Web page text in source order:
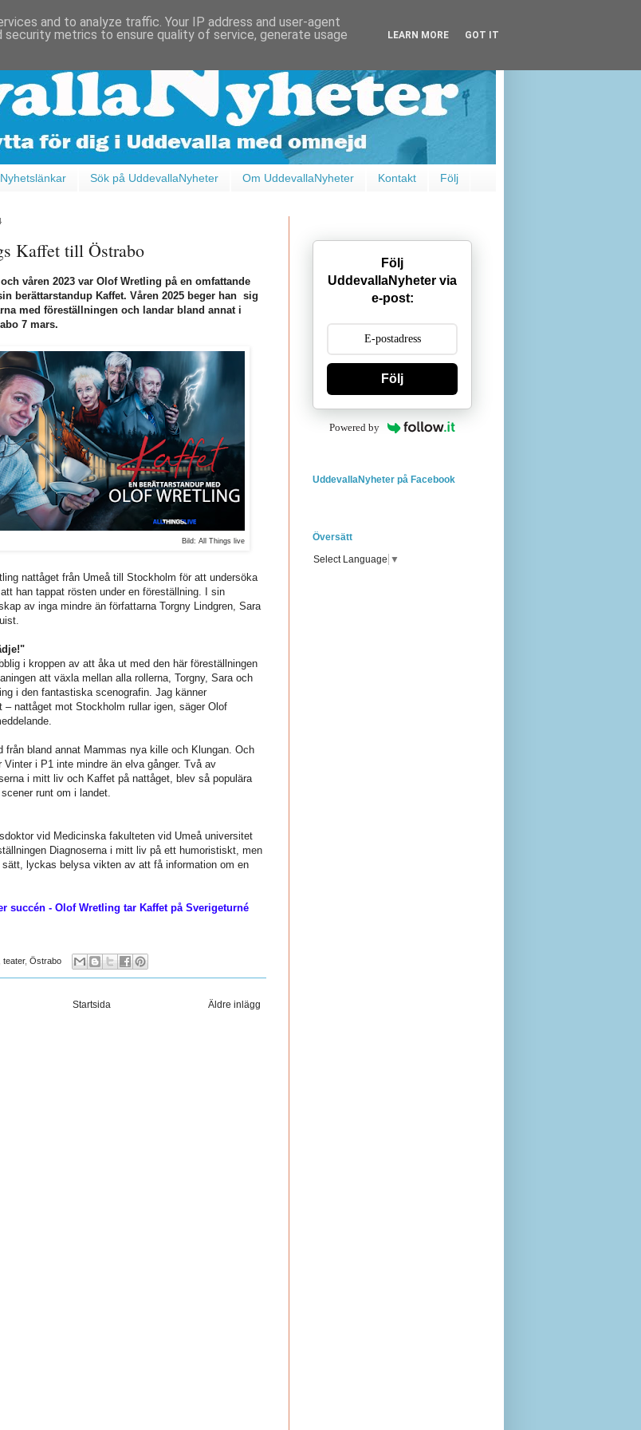
Nyhetslänkar Sök på UddevallaNyheter Om UddevallaNyheter Kontakt Följ
Kaffet till Östrabo
våren 2023 var Olof Wretling på en omfattande
berättarstandup Kaffet. Våren 2025 beger han sig
med föreställningen och landar bland annat i
7 mars.
Bild: All Things live
nattåget från Umeå till Stockholm för att undersöka
han tappat rösten under en föreställning. I sin
av inga mindre än författarna Torgny Lindgren, Sara
i kroppen av att åka ut med den här föreställningen
att växla mellan alla rollerna, Torgny, Sara och
i den fantastiska scenografin. Jag känner
– nattåget mot Stockholm rullar igen, säger Olof
från bland annat Mammas nya kille och Klungan. Och
Vinter i P1 inte mindre än elva gånger. Två av
i mitt liv och Kaffet på nattåget, blev så populära
runt om i landet.
vid Medicinska fakulteten vid Umeå universitet
Diagnoserna i mitt liv på ett humoristiskt, men
lyckas belysa vikten av att få information om en
succén - Olof Wretling tar Kaffet på Sverigeturné
teater, Östrabo
Äldre inlägg
Startsida
Följ
UddevallaNyheter via
e-post:
Följ
Powered by
UddevallaNyheter på Facebook
Översätt
Select Language ▼
and to analyze traffic. Your IP address and user-agent
metrics to ensure quality of service, generate usage
LEARN MORE GOT IT